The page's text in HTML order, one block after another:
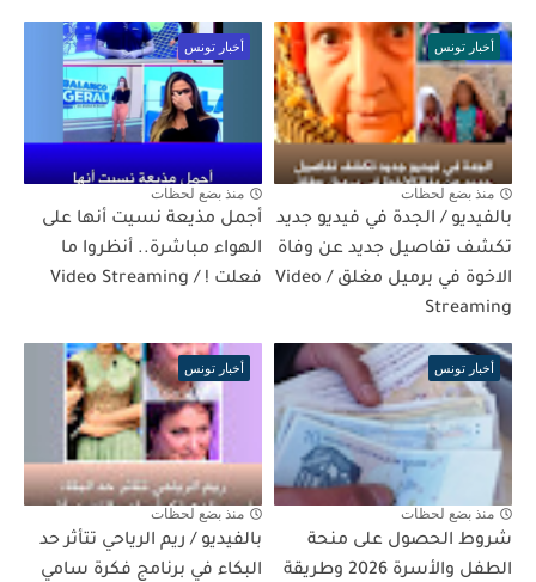
أخبار تونس
منذ بضع لحظات
بالفيديو / الجدة في فيديو جديد
تكشف تفاصيل جديد عن وفاة
الاخوة في برميل مغلق / Video
Streaming
أخبار تونس
منذ بضع لحظات
أجمل مذيعة نسيت أنها على
الهواء مباشرة.. أنظروا ما
فعلت ! / Video Streaming
أخبار تونس
منذ بضع لحظات
شروط الحصول على منحة
الطفل والأسرة 2026 وطريقة
أخبار تونس
منذ بضع لحظات
بالفيديو / ريم الرياحي تتأثر حد
البكاء في برنامج فكرة سامي